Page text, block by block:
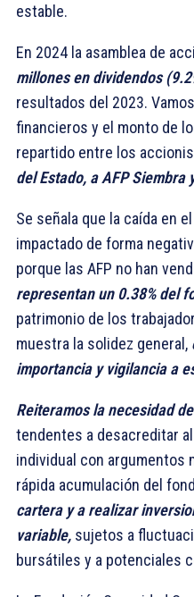
estable.
En 2024 la asamblea de
millones en dividendos
resultados del 2023.
financieros y el monto de
repartido entre los
del Estado, a AFP Siembra
Se señala que la caída en
impactado de forma
porque las AFP no han
representan un 0.38% del
patrimonio de los
muestra la solidez general,
importancia y vigilancia a
Reiteramos la necesidad
tendentes a desacreditar
individual con argumentos
rápida acumulación del
cartera y a realizar
variable, sujetos a
bursátiles y a potenciales